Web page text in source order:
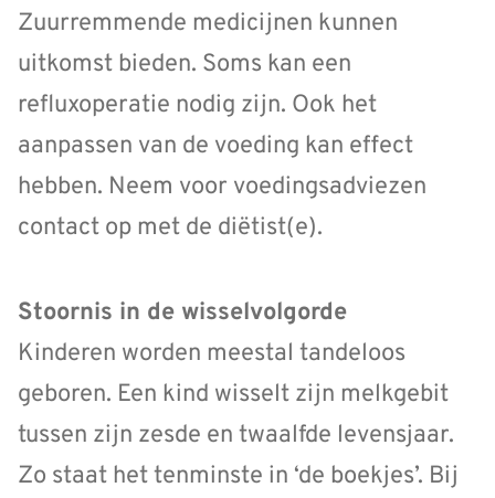
Zuurremmende medicijnen kunnen
uitkomst bieden. Soms kan een
refluxoperatie nodig zijn. Ook het
aanpassen van de voeding kan effect
hebben. Neem voor voedingsadviezen
contact op met de diëtist(e).
Stoornis in de wisselvolgorde
Kinderen worden meestal tandeloos
geboren. Een kind wisselt zijn melkgebit
tussen zijn zesde en twaalfde levensjaar.
Zo staat het tenminste in ‘de boekjes’. Bij